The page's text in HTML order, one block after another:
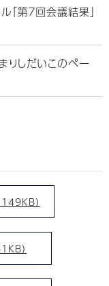
「第７回会議結果」
りしだいこのペー
）
）